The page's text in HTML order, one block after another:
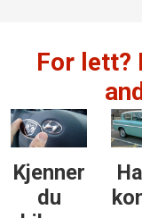
For lett?
Kjenner
du